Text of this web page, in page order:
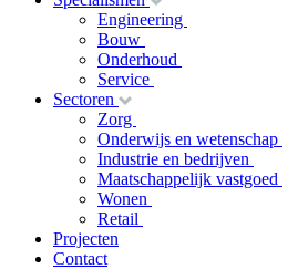
Engineering
Bouw
Onderhoud
Service
Sectoren
Zorg
Onderwijs en wetenschap
Industrie en bedrijven
Maatschappelijk vastgoed
Wonen
Retail
Projecten
Contact